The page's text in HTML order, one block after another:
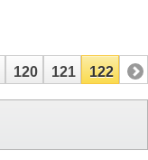
120 121 122